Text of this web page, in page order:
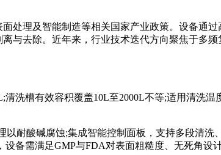
理及智能制造等相关国家产业政策。设备通
与去除。近年来，行业技术迭代方向聚焦于多
槽有效容积覆盖10L至2000L不等;适用清洗温
耐酸碱腐蚀;集成智能控制面板，支持多段清洗
备需满足GMP与FDA对表面粗糙度、无死角设